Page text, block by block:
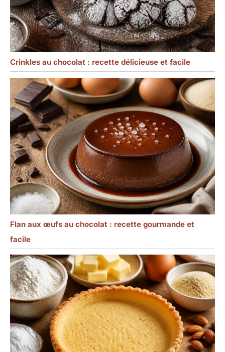
les 24 heures.
Crinkles au chocolat : recette délicieuse et facile
Flan aux œufs au chocolat : recette gourmande et
facile